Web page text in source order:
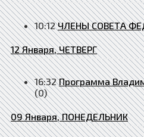
10:12 ЧЛЕНЫ СОВЕТА
12 Января, ЧЕТВЕРГ
16:32 Программа
(0)
09 Января, ПОНЕДЕЛЬНИК